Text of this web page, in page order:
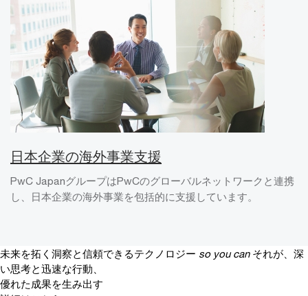
日本企業の海外事業支援
PwC JapanグループはPwCのグローバルネットワークと連携
し、日本企業の海外事業を包括的に支援しています。
未来を拓く洞察と信頼できるテクノロジー so you can それが、深
い思考と迅速な行動、
優れた成果を生み出す